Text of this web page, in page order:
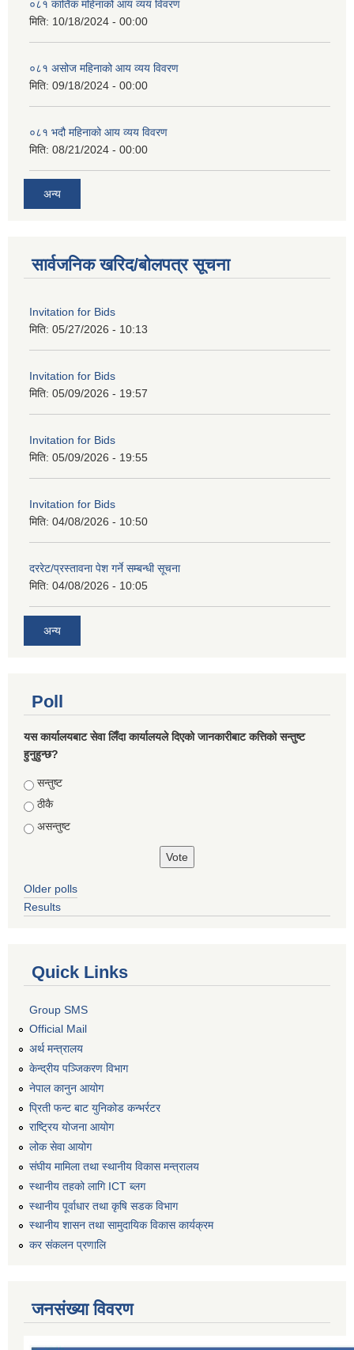
०८१ कार्तिक महिनाको आय व्यय विवरण
मिति: 10/18/2024 - 00:00
०८१ असोज महिनाको आय व्यय विवरण
मिति: 09/18/2024 - 00:00
०८१ भदौ महिनाको आय व्यय विवरण
मिति: 08/21/2024 - 00:00
अन्य
सार्वजनिक खरिद/बोलपत्र सूचना
Invitation for Bids
मिति: 05/27/2026 - 10:13
Invitation for Bids
मिति: 05/09/2026 - 19:57
Invitation for Bids
मिति: 05/09/2026 - 19:55
Invitation for Bids
मिति: 04/08/2026 - 10:50
दररेट/प्रस्तावना पेश गर्ने सम्बन्धी सूचना
मिति: 04/08/2026 - 10:05
अन्य
Poll
यस कार्यालयबाट सेवा लिँदा कार्यालयले दिएको जानकारीबाट कत्तिको सन्तुष्ट
हुनुहुन्छ?
Choices
सन्तुष्ट
ठीकै
असन्तुष्ट
Older polls
Results
Quick Links
Group SMS
Official Mail
अर्थ मन्त्रालय
केन्द्रीय पञ्जिकरण विभाग
नेपाल कानुन आयोग
प्रिती फन्ट बाट युनिकोड कन्भर्रटर
राष्ट्रिय योजना आयोग
लोक सेवा आयोग
संघीय मामिला तथा स्थानीय विकास मन्त्रालय
स्थानीय तहको लागि ICT ब्लग
स्थानीय पूर्वाधार तथा कृषि सडक विभाग
स्थानीय शासन तथा सामुदायिक विकास कार्यक्रम
कर स‌ंकलन प्रणालि
जनसंख्या विवरण